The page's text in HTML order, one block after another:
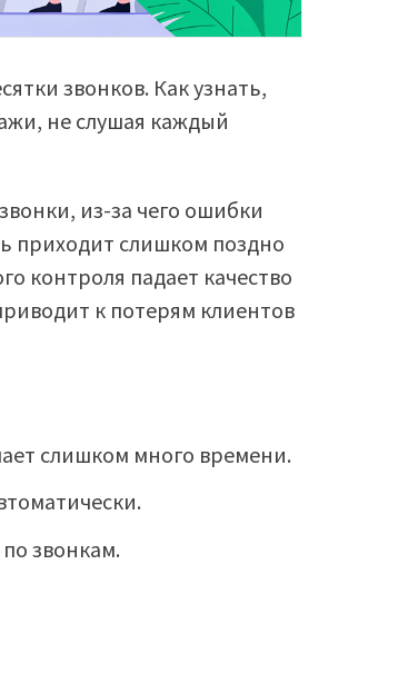
звонков. Как узнать,
не слушая каждый
из-за чего ошибки
приходит слишком поздно
контроля падает качество
к потерям клиентов
слишком много времени.
звонкам.